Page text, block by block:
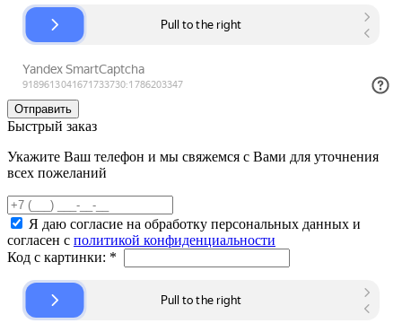
Быстрый заказ
Укажите Ваш телефон и мы свяжемся с Вами для уточнения
всех пожеланий
Я даю согласие на обработку персональных данных и
согласен с политикой конфиденциальности
Код с картинки: *